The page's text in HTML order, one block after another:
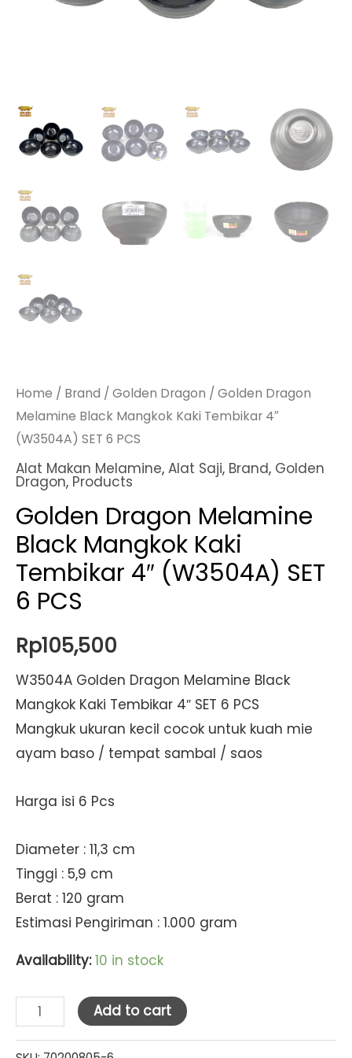
Home / Brand / Golden Dragon / Golden Dragon
Melamine Black Mangkok Kaki Tembikar 4″
(W3504A) SET 6 PCS
Alat Makan Melamine, Alat Saji, Brand, Golden
Dragon, Products
Golden Dragon Melamine
Black Mangkok Kaki
Tembikar 4″ (W3504A) SET
6 PCS
Rp105,500
W3504A Golden Dragon Melamine Black
Mangkok Kaki Tembikar 4″ SET 6 PCS
Mangkuk ukuran kecil cocok untuk kuah mie
ayam baso / tempat sambal / saos
Harga isi 6 Pcs
Diameter : 11,3 cm
Tinggi : 5,9 cm
Berat : 120 gram
Estimasi Pengiriman : 1.000 gram
Availability: 10 in stock
Golden
Dragon
Add to cart